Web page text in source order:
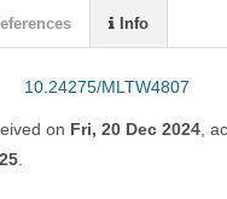
10.24275/MLTW4807
on Fri, 20 Dec 2024
Info